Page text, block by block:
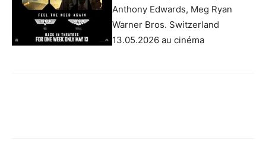
Anthony Edwards, Meg Ryan
Warner Bros. Switzerland
13.05.2026 au cinéma